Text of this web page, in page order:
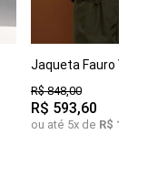
G
Jaqueta Fauro
R$848,00
R$ 593,60
ou até 5x de R$ 118